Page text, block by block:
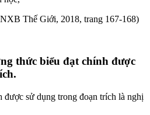
Thế Giới, 2018, trang 167-168)
thức biểu đạt chính được
được sử dụng trong đoạn trích là nghị